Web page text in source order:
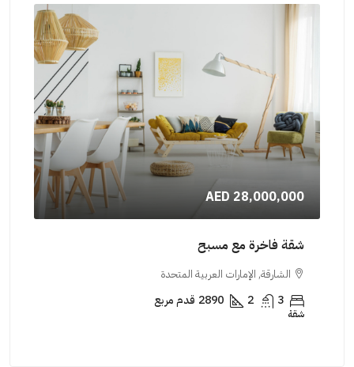
AED 28,000,000
شقة فاخرة مع مسبح
الشارقة, الإمارات العربية المتحدة
3
2
2890 قدم مربع
شقة